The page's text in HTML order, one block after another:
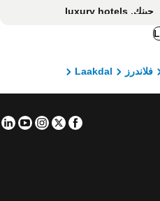
جينك, luxury hotels
Eersel, luxury hotels
Kasterlee, luxury hotels
Peer, luxury hotels
Huldenberg, luxury hotels
فلاندرز
Laakdal
Facebook
Twitter